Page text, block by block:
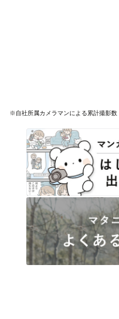
※自社所属カメラマンによる累計撮影数